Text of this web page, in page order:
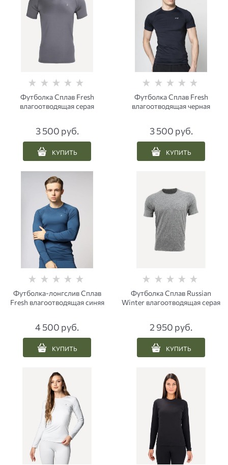
Футболка Сплав Fresh
влагоотводящая серая
3 500 руб.
КУПИТЬ
Футболка Сплав Fresh
влагоотводящая черная
3 500 руб.
КУПИТЬ
Футболка-лонгслив Сплав
Fresh влагоотводящая синяя
4 500 руб.
КУПИТЬ
Футболка Сплав Russian
Winter влагоотводящая серая
2 950 руб.
КУПИТЬ